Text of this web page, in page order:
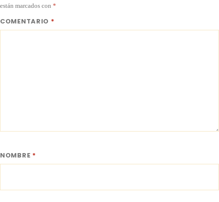
están marcados con *
COMENTARIO *
NOMBRE *